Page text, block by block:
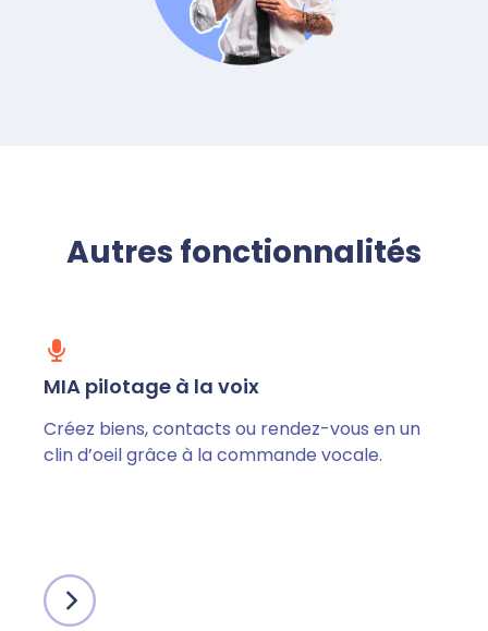
Autres fonctionnalités
MIA pilotage à la voix
Créez biens, contacts ou rendez-vous en un
clin d’oeil grâce à la commande vocale.